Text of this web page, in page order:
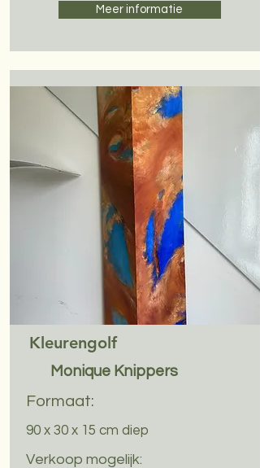
Meer informatie
Kleurengolf
Monique Knippers
Formaat:
90 x 30 x 15 cm diep
Verkoop mogelijk: